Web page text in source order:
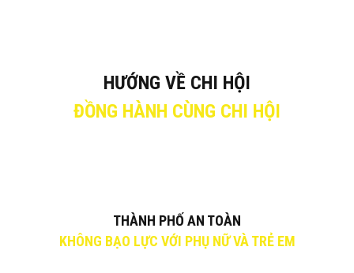
HƯỚNG VỀ CHI HỘI
ĐỒNG HÀNH CÙNG CHI HỘI
THÀNH PHỐ AN TOÀN
KHÔNG BẠO LỰC VỚI PHỤ NỮ VÀ TRẺ EM